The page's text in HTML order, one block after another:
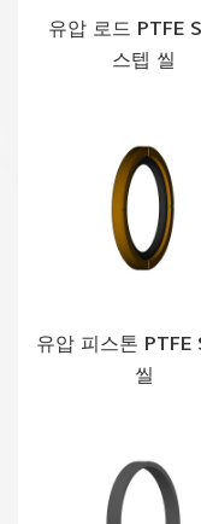
유압 로드 PTFE
스텝 씰
유압 피스톤 PTFE
씰